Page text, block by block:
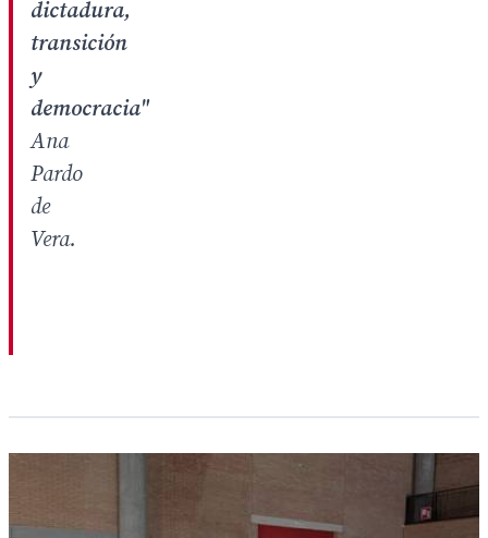
dictadura,
transición
y
democracia"
Ana
Pardo
de
Vera.